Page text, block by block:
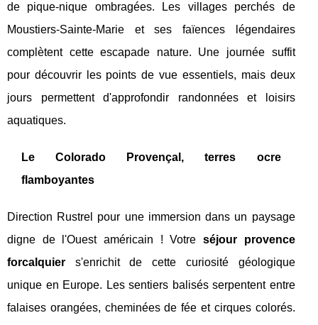
de pique-nique ombragées. Les villages perchés de
Moustiers-Sainte-Marie et ses faïences légendaires
complètent cette escapade nature. Une journée suffit
pour découvrir les points de vue essentiels, mais deux
jours permettent d'approfondir randonnées et loisirs
aquatiques.
Le Colorado Provençal, terres ocre
flamboyantes
Direction Rustrel pour une immersion dans un paysage
digne de l'Ouest américain ! Votre séjour provence
forcalquier s'enrichit de cette curiosité géologique
unique en Europe. Les sentiers balisés serpentent entre
falaises orangées, cheminées de fée et cirques colorés.